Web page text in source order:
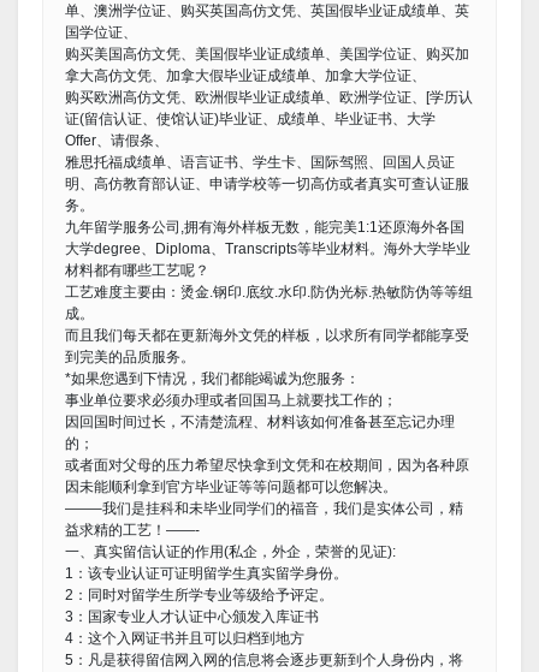
单、澳洲学位证、购买英国高仿文凭、英国假毕业证成绩单、英
国学位证、
购买美国高仿文凭、美国假毕业证成绩单、美国学位证、购买加
拿大高仿文凭、加拿大假毕业证成绩单、加拿大学位证、
购买欧洲高仿文凭、欧洲假毕业证成绩单、欧洲学位证、[学历认
证(留信认证、使馆认证)毕业证、成绩单、毕业证书、大学
Offer、请假条、
雅思托福成绩单、语言证书、学生卡、国际驾照、回国人员证
明、高仿教育部认证、申请学校等一切高仿或者真实可查认证服
务。
九年留学服务公司,拥有海外样板无数，能完美1:1还原海外各国
大学degree、Diploma、Transcripts等毕业材料。海外大学毕业
材料都有哪些工艺呢？
工艺难度主要由：烫金.钢印.底纹.水印.防伪光标.热敏防伪等等组
成。
而且我们每天都在更新海外文凭的样板，以求所有同学都能享受
到完美的品质服务。
*如果您遇到下情况，我们都能竭诚为您服务：
事业单位要求必须办理或者回国马上就要找工作的；
因回国时间过长，不清楚流程、材料该如何准备甚至忘记办理
的；
或者面对父母的压力希望尽快拿到文凭和在校期间，因为各种原
因未能顺利拿到官方毕业证等等问题都可以您解决。
——–我们是挂科和未毕业同学们的福音，我们是实体公司，精
益求精的工艺！——-
一、真实留信认证的作用(私企，外企，荣誉的见证):
1：该专业认证可证明留学生真实留学身份。
2：同时对留学生所学专业等级给予评定。
3：国家专业人才认证中心颁发入库证书
4：这个入网证书并且可以归档到地方
5：凡是获得留信网入网的信息将会逐步更新到个人身份内，将